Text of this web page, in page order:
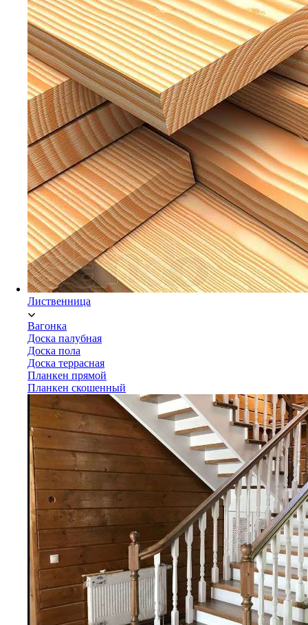
Лиственница
Вагонка
Доска палубная
Доска пола
Доска террасная
Планкен прямой
Планкен скошенный
Мебельный щит Ясень
Брусок Сосна/Ель
Лиственница
Вагонка
Доска палубная
Доска пола